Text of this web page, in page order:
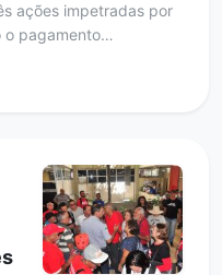
ações impetradas por
o pagamento…